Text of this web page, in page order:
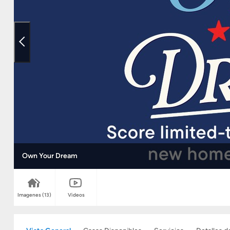
Own Your Dream
Imagenes(13) Videos